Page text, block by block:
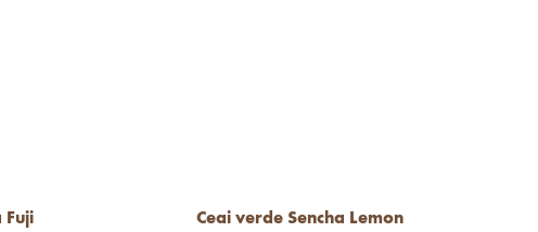
Fuji Ceai verde Sencha Lemon